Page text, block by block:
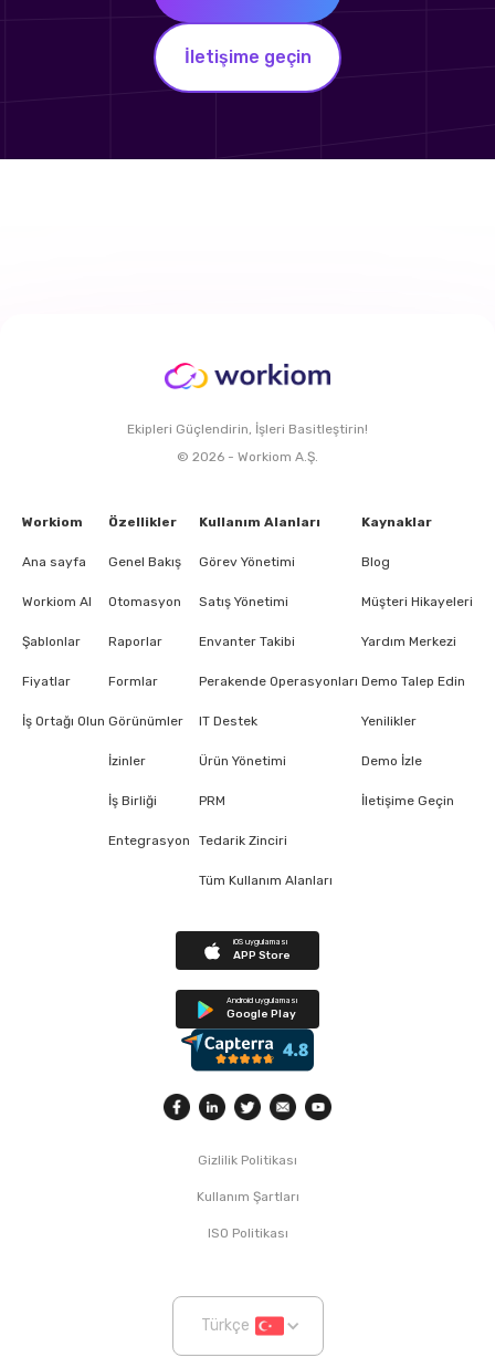
İletişime geçin
Ekipleri Güçlendirin, İşleri Basitleştirin!
© 2026 - Workiom A.Ş.
Workiom
Ana sayfa
Workiom AI
Şablonlar
Fiyatlar
İş Ortağı Olun
Özellikler
Genel Bakış
Otomasyon
Raporlar
Formlar
Görünümler
İzinler
İş Birliği
Entegrasyon
Kullanım Alanları
Görev Yönetimi
Satış Yönetimi
Envanter Takibi
Perakende Operasyonları
IT Destek
Ürün Yönetimi
PRM
Tedarik Zinciri
Tüm Kullanım Alanları
Kaynaklar
Blog
Müşteri Hikayeleri
Yardım Merkezi
Demo Talep Edin
Yenilikler
Demo İzle
İletişime Geçin
iOS uygulaması
APP Store
Android uygulaması
Google Play
Gizlilik Politikası
Kullanım Şartları
ISO Politikası
Türkçe